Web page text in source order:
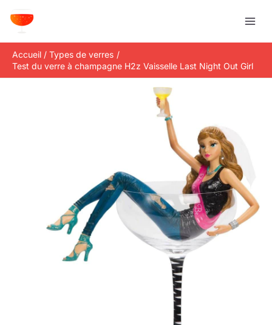
Accueil
Types de verres
Test du verre à champagne H2z Vaisselle Last Night Out Girl
e
c
h
e